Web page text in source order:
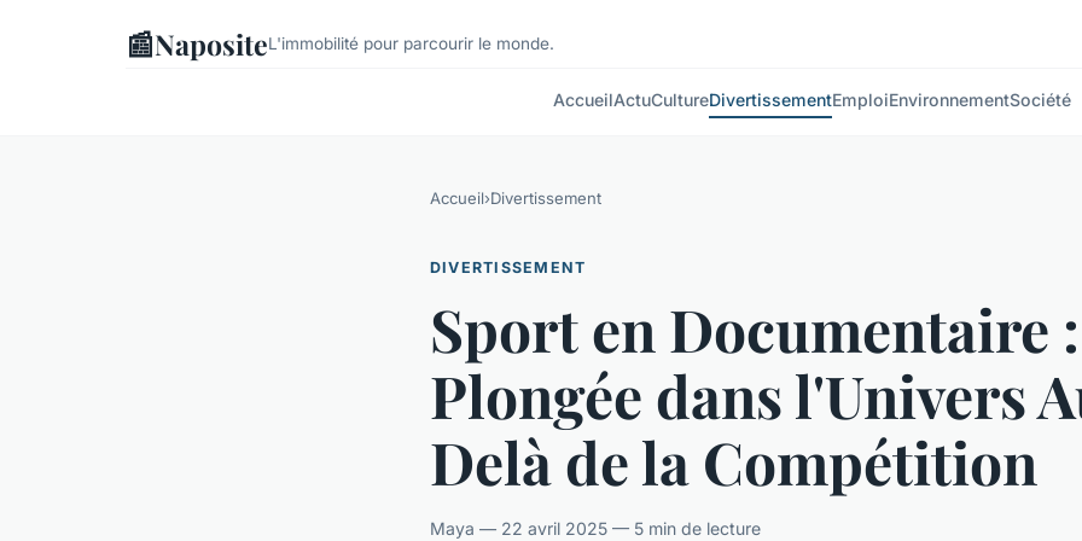
📰NapositeL'immobilité pour parcourir le monde.
AccueilActuCultureDivertissementEmploiEnvironnementSociété
Accueil›Divertissement
DIVERTISSEMENT
Sport en Documentaire :
Plongée dans l'Univers
Delà de la Compétition
Maya — 22 avril 2025 — 5 min de lecture